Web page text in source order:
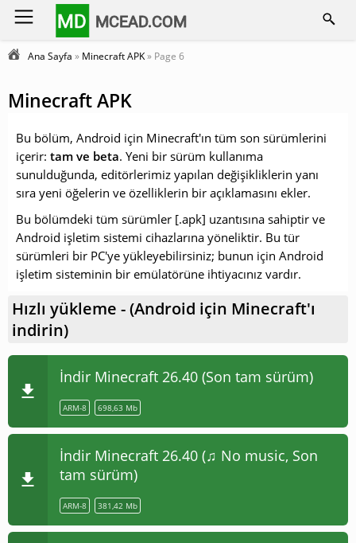
MD MCEAD.COM
Ana Sayfa » Minecraft APK» Page 6
Minecraft APK
Bu bölüm, Android için Minecraft'ın tüm son sürümlerini
içerir: tam ve beta. Yeni bir sürüm kullanıma
sunulduğunda, editörlerimiz yapılan değişikliklerin yanı
sıra yeni öğelerin ve özelliklerin bir açıklamasını ekler.
Bu bölümdeki tüm sürümler [.apk] uzantısına sahiptir ve
Android işletim sistemi cihazlarına yöneliktir. Bu tür
sürümleri bir PC'ye yükleyebilirsiniz; bunun için Android
işletim sisteminin bir emülatörüne ihtiyacınız vardır.
Hızlı yükleme - (Android için Minecraft'ı
indirin)
İndir Minecraft 26.40 (Son tam sürüm)
ARM-8 698,63 Mb
İndir Minecraft 26.40 (♫ No music, Son
tam sürüm)
ARM-8 381,42 Mb